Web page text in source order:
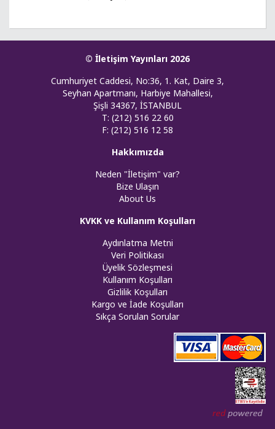
© İletişim Yayınları 2026
Cumhuriyet Caddesi, No:36, 1. Kat, Daire 3,
Seyhan Apartmanı, Harbiye Mahallesi,
Şişli 34367, İSTANBUL
T: (212) 516 22 60
F: (212) 516 12 58
Hakkımızda
Neden "İletişim" var?
Bize Ulaşın
About Us
KVKK ve Kullanım Koşulları
Aydınlatma Metni
Veri Politikası
Üyelik Sözleşmesi
Kullanım Koşulları
Gizlilik Koşulları
Kargo ve İade Koşulları
Sıkça Sorulan Sorular
Web